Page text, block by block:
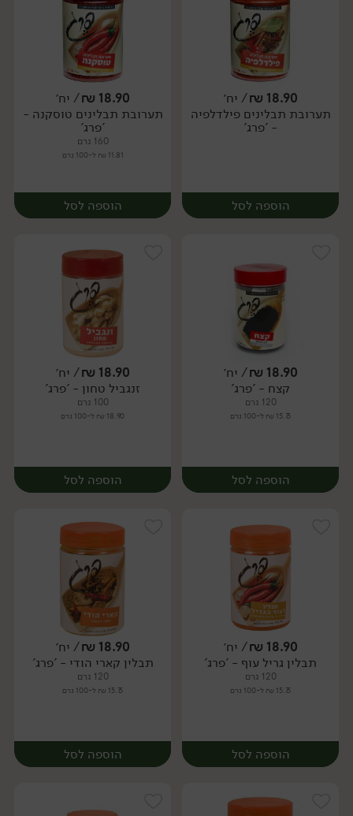
יח׳ יח׳
18.90
₪/ יח׳
תערובת תבלינים פילדלפיה
- 'פרג'
הוספה לסל
יח׳
18.90
₪/ יח׳
תערובת תבלינים טוסקנה -
'פרג'
160 גרם
11.81 ₪ ל-100 גרם
הוספה לסל
יח׳
18.90
₪/ יח׳
קצח - 'פרג'
120 גרם
15.75 ₪ ל-100 גרם
הוספה לסל
יח׳
18.90
₪/ יח׳
זנגביל טחון - 'פרג'
100 גרם
18.90 ₪ ל-100 גרם
הוספה לסל
יח׳
18.90
₪/ יח׳
תבלין גריל עוף - 'פרג'
120 גרם
15.75 ₪ ל-100 גרם
הוספה לסל
18.90
₪/ יח׳
תבלין קארי הודי - 'פרג'
120 גרם
15.75 ₪ ל-100 גרם
הוספה לסל